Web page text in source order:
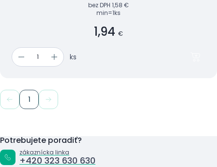
bez DPH 1,58 €
min=1ks
1,94 €
ks
1
Potrebujete poradiť?
zákaznícka linka
+420 323 630 630